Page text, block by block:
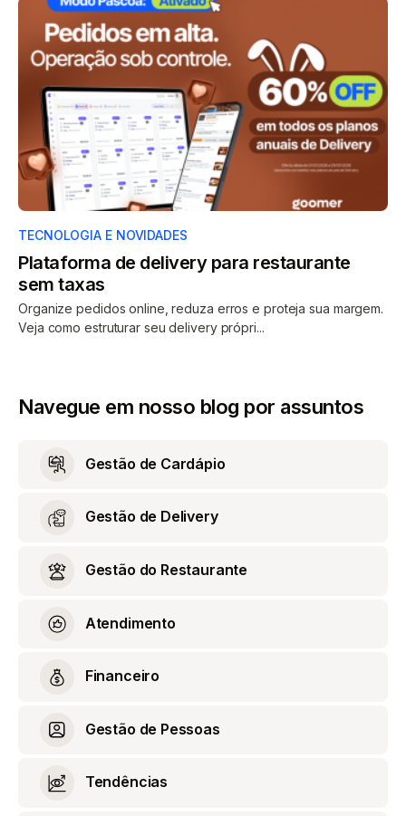
TECNOLOGIA E NOVIDADES
Plataforma de delivery para restaurante
sem taxas
Organize pedidos online, reduza erros e proteja sua margem.
Veja como estruturar seu delivery própri...
Navegue em nosso blog por assuntos
Gestão de Cardápio
Gestão de Delivery
Gestão do Restaurante
Atendimento
Financeiro
Gestão de Pessoas
Tendências